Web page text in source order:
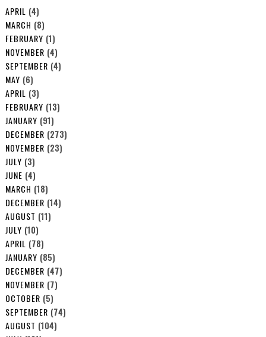
APRIL (4)
MARCH (8)
FEBRUARY (1)
NOVEMBER (4)
SEPTEMBER (4)
MAY (6)
APRIL (3)
FEBRUARY (13)
JANUARY (91)
DECEMBER (273)
NOVEMBER (23)
JULY (3)
JUNE (4)
MARCH (18)
DECEMBER (14)
AUGUST (11)
JULY (10)
APRIL (78)
JANUARY (85)
DECEMBER (47)
NOVEMBER (7)
OCTOBER (5)
SEPTEMBER (74)
AUGUST (104)